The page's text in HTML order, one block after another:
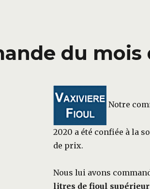
du
Notre
2020 a été confiée à la
de prix.
Nous lui avons
litres de fioul